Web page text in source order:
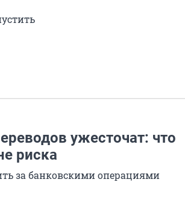
ужесточат: что
риска
за банковскими операциями